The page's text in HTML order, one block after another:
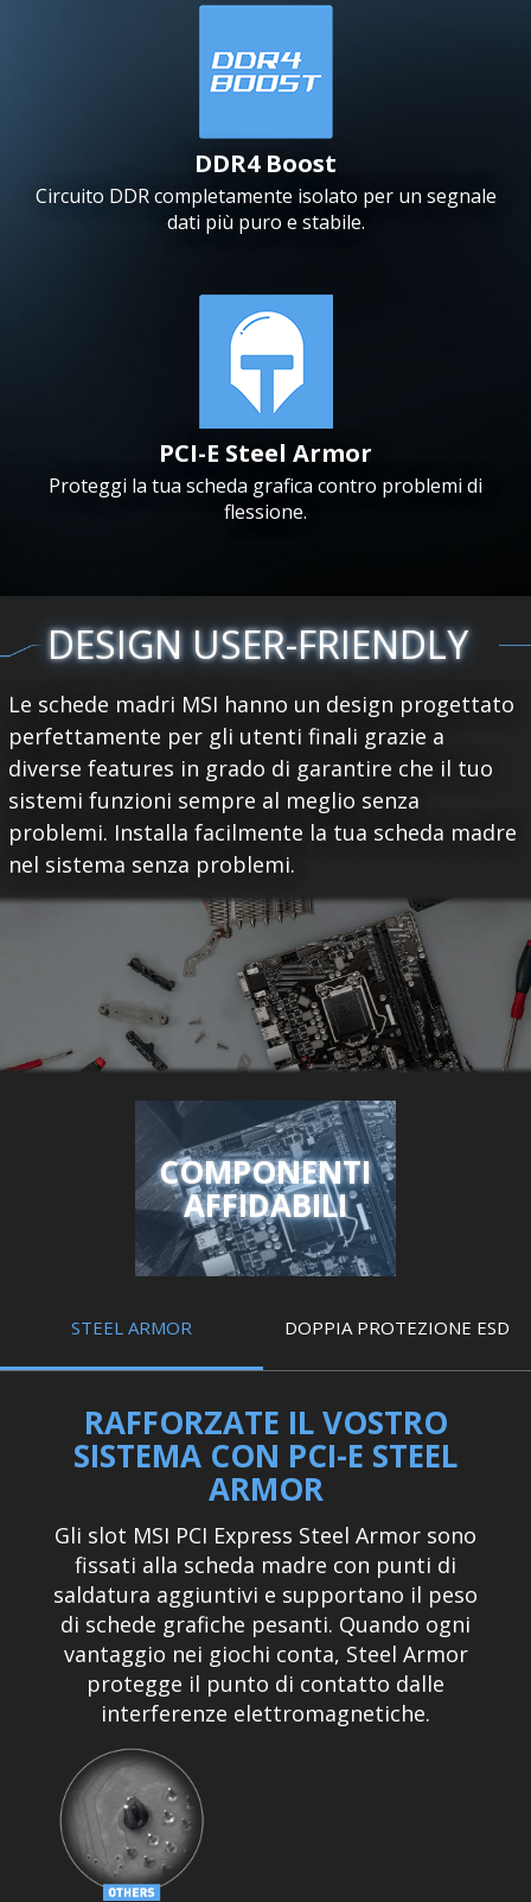
DDR4 Boost
Circuito DDR completamente isolato per un segnale
dati più puro e stabile.
PCI-E Steel Armor
Proteggi la tua scheda grafica contro problemi di
flessione.
DESIGN USER-FRIENDLY
Le schede madri MSI hanno un design progettato
perfettamente per gli utenti finali grazie a
diverse features in grado di garantire che il tuo
sistemi funzioni sempre al meglio senza
problemi. Installa facilmente la tua scheda madre
nel sistema senza problemi.
COMPONENTI
AFFIDABILI
STEEL ARMOR DOPPIA PROTEZIONE ESD
RAFFORZATE IL VOSTRO
SISTEMA CON PCI-E STEEL
ARMOR
Gli slot MSI PCI Express Steel Armor sono
fissati alla scheda madre con punti di
saldatura aggiuntivi e supportano il peso
di schede grafiche pesanti. Quando ogni
vantaggio nei giochi conta, Steel Armor
protegge il punto di contatto dalle
interferenze elettromagnetiche.